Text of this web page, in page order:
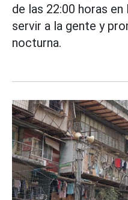
de las 22:00 horas
servir a la gente y
nocturna.